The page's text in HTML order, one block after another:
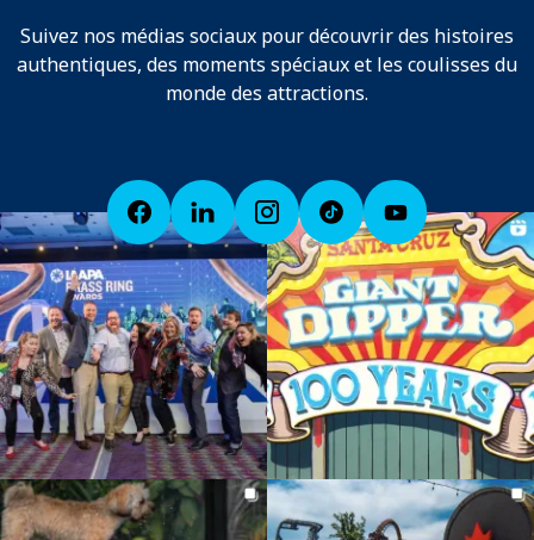
Suivez nos médias sociaux pour découvrir des histoires
authentiques, des moments spéciaux et les coulisses du
monde des attractions.